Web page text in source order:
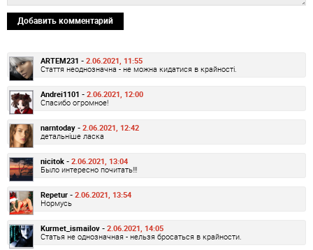
Добавить комментарий
ARTEM231 - 2.06.2021, 11:55
Стаття неоднозначна - не можна кидатися в крайності.
Andrei1101 - 2.06.2021, 12:00
Спасибо огромное!
narntoday - 2.06.2021, 12:42
детальніше ласка
nicitok - 2.06.2021, 13:04
Было интересно почитать!!!
Repetur - 2.06.2021, 13:54
Нормусь
Kurmet_ismailov - 2.06.2021, 14:05
Статья не однозначная - нельзя бросаться в крайности.